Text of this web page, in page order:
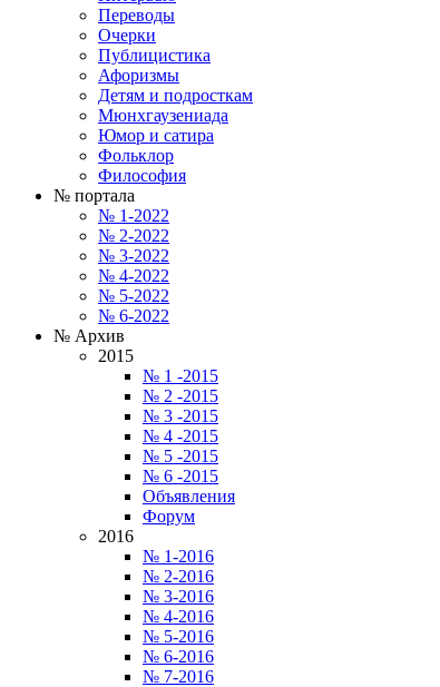
Переводы
Очерки
Публицистика
Афоризмы
Детям и подросткам
Мюнхгаузениада
Юмор и сатира
Фольклор
Философия
№ портала
№ 1-2022
№ 2-2022
№ 3-2022
№ 4-2022
№ 5-2022
№ 6-2022
№ Архив
2015
№ 1 -2015
№ 2 -2015
№ 3 -2015
№ 4 -2015
№ 5 -2015
№ 6 -2015
Объявления
Форум
2016
№ 1-2016
№ 2-2016
№ 3-2016
№ 4-2016
№ 5-2016
№ 6-2016
№ 7-2016